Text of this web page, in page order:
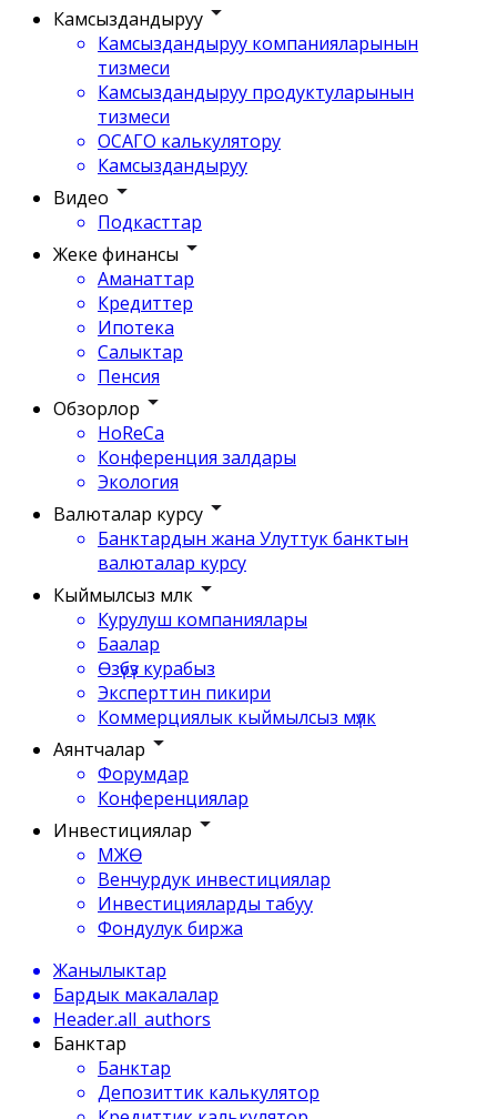
Камсыздандыруу
Камсыздандыруу компанияларынын
тизмеси
Камсыздандыруу продуктуларынын
тизмеси
ОСАГО калькулятору
Камсыздандыруу
Видео
Подкасттар
Жеке финансы
Аманаттар
Кредиттер
Ипотека
Салыктар
Пенсия
Обзорлор
HoReCa
Конференция залдары
Экология
Валюталар курсу
Банктардын жана Улуттук банктын
валюталар курсу
Кыймылсыз мүлк
Курулуш компаниялары
Баалар
Өзүбүз курабыз
Эксперттин пикири
Коммерциялык кыймылсыз мүлк
Аянтчалар
Форумдар
Конференциялар
Инвестициялар
МЖӨ
Венчурдук инвестициялар
Инвестицияларды табуу
Фондулук биржа
Жанылыктар
Бардык макалалар
Header.all_authors
Банктар
Банктар
Депозиттик калькулятор